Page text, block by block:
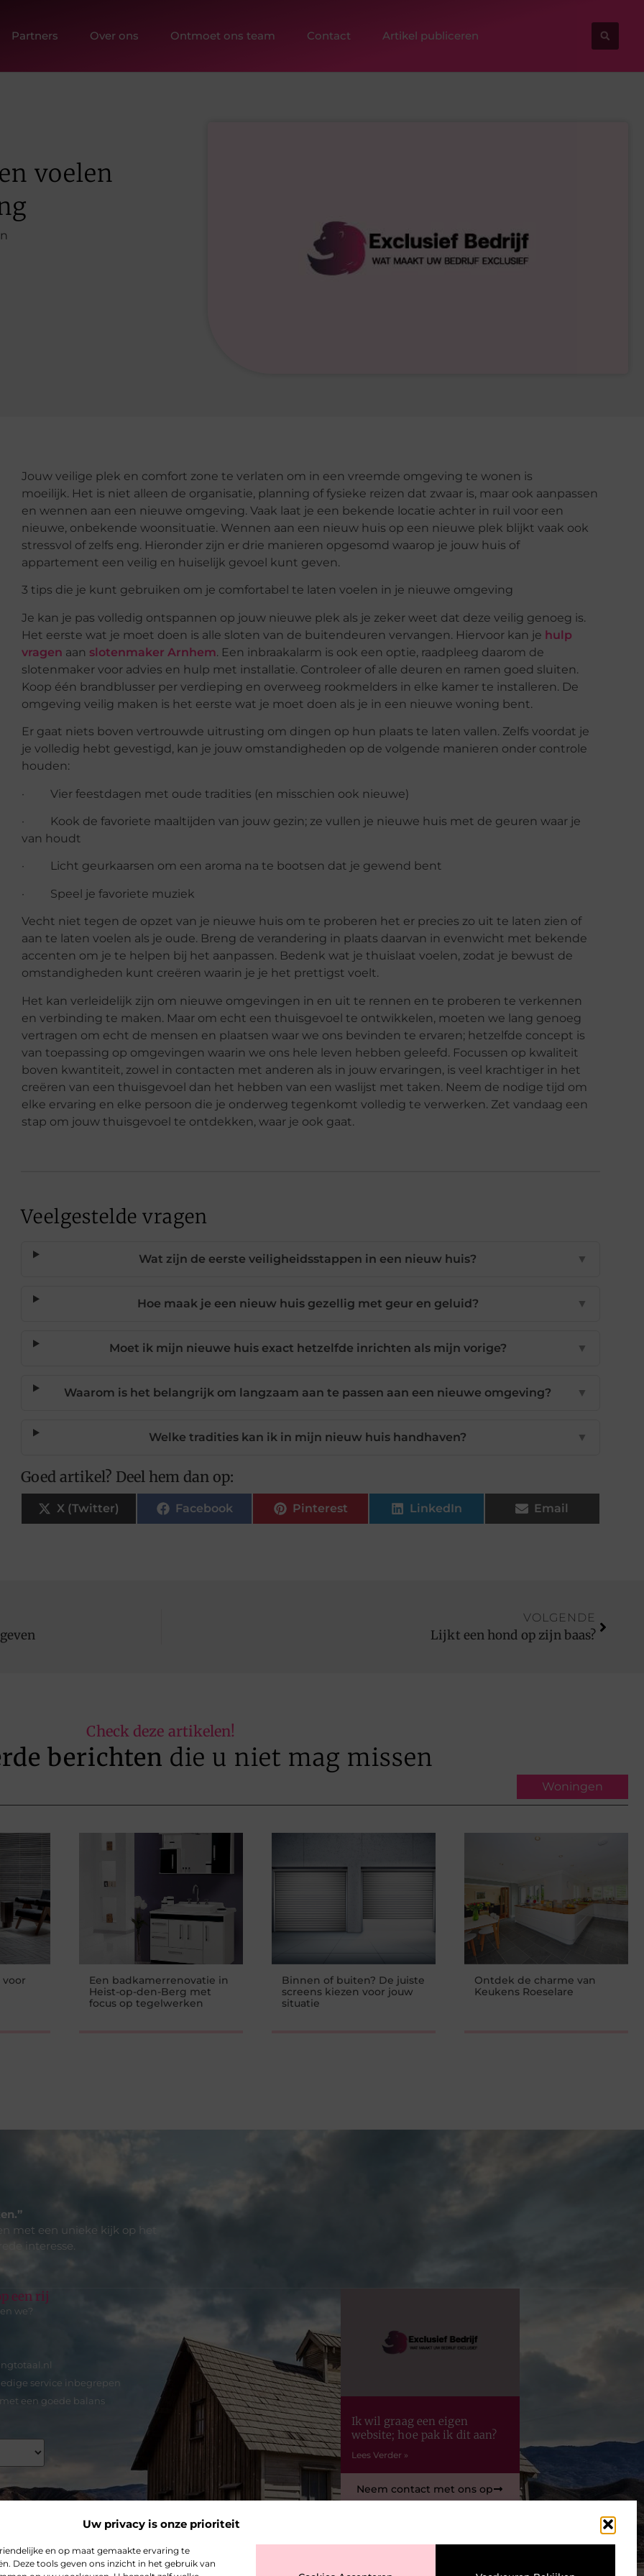
Uw privacy is onze prioriteit
en op maat gemaakte ervaring te
Deze tools geven ons inzicht in het gebruik van
Partners Over ons Ontmoet ons team Contact Artikel publiceren
voelen
Jouw veilige plek en comfort zone te verlaten om in een vreemde omgeving te wonen is
moeilijk. Het is niet alleen de organisatie, planning of fysieke reizen dat zwaar is, maar ook aanpassen
en wennen aan een nieuwe omgeving. Vaak laat je een bekende locatie achter in ruil voor een
nieuwe, onbekende woonsituatie. Wennen aan een nieuw huis op een nieuwe plek blijkt vaak ook
stressvol of zelfs eng. Hieronder zijn er drie manieren opgesomd waarop je jouw huis of
appartement een veilig en huiselijk gevoel kunt geven.
3 tips die je kunt gebruiken om je comfortabel te laten voelen in je nieuwe omgeving
Je kan je pas volledig ontspannen op jouw nieuwe plek als je zeker weet dat deze veilig genoeg is.
Het eerste wat je moet doen is alle sloten van de buitendeuren vervangen. Hiervoor kan je hulp
vragen aan slotenmaker Arnhem. Een inbraakalarm is ook een optie, raadpleeg daarom de
slotenmaker voor advies en hulp met installatie. Controleer of alle deuren en ramen goed sluiten.
Koop één brandblusser per verdieping en overweeg rookmelders in elke kamer te installeren. De
omgeving veilig maken is het eerste wat je moet doen als je in een nieuwe woning bent.
Er gaat niets boven vertrouwde uitrusting om dingen op hun plaats te laten vallen. Zelfs voordat je
je volledig hebt gevestigd, kan je jouw omstandigheden op de volgende manieren onder controle
houden:
· Vier feestdagen met oude tradities (en misschien ook nieuwe)
· Kook de favoriete maaltijden van jouw gezin; ze vullen je nieuwe huis met de geuren waar je
van houdt
· Licht geurkaarsen om een aroma na te bootsen dat je gewend bent
· Speel je favoriete muziek
Vecht niet tegen de opzet van je nieuwe huis om te proberen het er precies zo uit te laten zien of
aan te laten voelen als je oude. Breng de verandering in plaats daarvan in evenwicht met bekende
accenten om je te helpen bij het aanpassen. Bedenk wat je thuislaat voelen, zodat je bewust de
omstandigheden kunt creëren waarin je je het prettigst voelt.
Het kan verleidelijk zijn om nieuwe omgevingen in en uit te rennen en te proberen te verkennen
en verbinding te maken. Maar om echt een thuisgevoel te ontwikkelen, moeten we lang genoeg
vertragen om echt de mensen en plaatsen waar we ons bevinden te ervaren; hetzelfde concept is
van toepassing op omgevingen waarin we ons hele leven hebben geleefd. Focussen op kwaliteit
boven kwantiteit, zowel in contacten met anderen als in jouw ervaringen, is veel krachtiger in het
creëren van een thuisgevoel dan het hebben van een waslijst met taken. Neem de nodige tijd om
elke ervaring en elke persoon die je onderweg tegenkomt volledig te verwerken. Zet vandaag een
stap om jouw thuisgevoel te ontdekken, waar je ook gaat.
Veelgestelde vragen
Wat zijn de eerste veiligheidsstappen in een nieuw huis? ▼
Hoe maak je een nieuw huis gezellig met geur en geluid? ▼
Moet ik mijn nieuwe huis exact hetzelfde inrichten als mijn vorige? ▼
Waarom is het belangrijk om langzaam aan te passen aan een nieuwe omgeving? ▼
Welke tradities kan ik in mijn nieuw huis handhaven? ▼
Goed artikel? Deel hem dan op:
X (Twitter) Facebook Pinterest LinkedIn Email
VOLGENDE
Lijkt een hond op zijn baas?
Check deze artikelen!
berichten die u niet mag missen
Woningen
Een badkamerrenovatie in
Heist-op-den-Berg met
focus op tegelwerken
Binnen of buiten? De juiste
screens kiezen voor jouw
situatie
Ontdek de charme van
Keukens Roeselare
met een unieke kijk op het
interesse.
een rij
we?
service inbegrepen
een goede balans
Ik wil graag een eigen
website; hoe pak ik dit aan?
Lees Verder »
Neem contact met ons op